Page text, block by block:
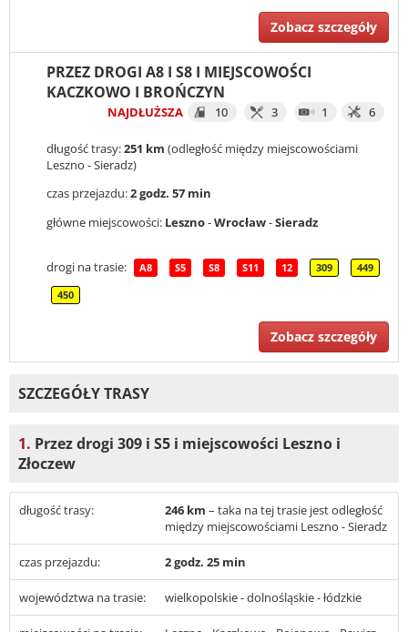
Zobacz szczegóły
PRZEZ DROGI A8 I S8 I MIEJSCOWOŚCI
KACZKOWO I BROŃCZYN
NAJDŁUŻSZA 10 3 1 6
długość trasy:251 km (odległość między miejscowościami
Leszno - Sieradz)
czas przejazdu:2 godz. 57 min
główne miejscowości: Leszno-Wrocław-Sieradz
drogi na trasie: A8 S5 S8 S11 12 309 449
450
Zobacz szczegóły
SZCZEGÓŁY TRASY
1. Przez drogi 309 i S5 i miejscowości Leszno i
Złoczew
długość trasy: 246 km – taka na tej trasie jest odległość
między miejscowościami Leszno - Sieradz
czas przejazdu: 2 godz. 25 min
województwa na trasie: wielkopolskie - dolnośląskie - łódzkie